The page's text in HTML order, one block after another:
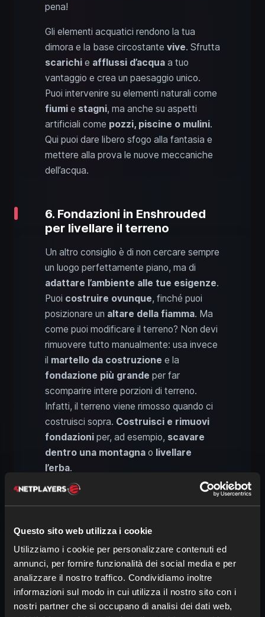
Questo sito web utilizza i cookie
Utilizziamo i cookie per personalizzare contenuti ed
annunci, per fornire funzionalità dei social media e per
analizzare il nostro traffico. Condividiamo inoltre
informazioni sul modo in cui utilizza il nostro sito con i
nostri partner che si occupano di analisi dei dati web,
pena!
Gli elementi acquatici rendono la tua
dimora e la base circostante vive. Sfrutta
scarichi e afflussi d’acqua a tuo
vantaggio e crea un paesaggio unico.
Puoi intervenire su elementi naturali come
fiumi e stagni, ma anche su aspetti
artificiali come pozzi, piscine o mulini.
Qui puoi dare libero sfogo alla fantasia e
mettere alla prova le nuove meccaniche
dell’acqua.
6. Fondazioni in Enshrouded
per livellare il terreno
Un altro consiglio è di non cercare sempre
un luogo perfettamente piano, ma di
adattare l’ambiente alle tue esigenze.
Puoi costruire ovunque, finché puoi
posizionare un altare della fiamma. Ma
come puoi modificare il terreno? Non devi
rimuovere tutto manualmente: usa invece
il martello da costruzione e la
fondazione più grande per far
scomparire intere porzioni di terreno.
Infatti, il terreno viene rimosso quando ci
costruisci sopra. Costruisci e rimuovi
fondazioni per, ad esempio, scavare
dentro una montagna o livellare
l’erba.
Enshrouded per decorazioni